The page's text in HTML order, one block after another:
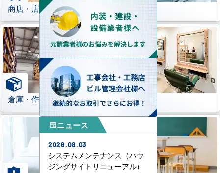
商店・店舗
倉庫・作業場 理美容室
newspaperニュース
2026.08.03
システムメンテナンス（ハウ
ジングサイトリニューアル）